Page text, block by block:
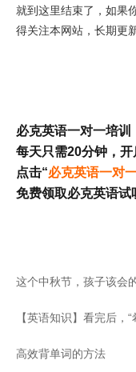
就到这里结束了，如果
得关注本网站，长期更
必克英语一对一培训
每天只需20分钟，
点击“必克英语一对
免费领取必克英语试
这个中秋节，孩子该会
【英语知识】看完后，
高效背单词的方法